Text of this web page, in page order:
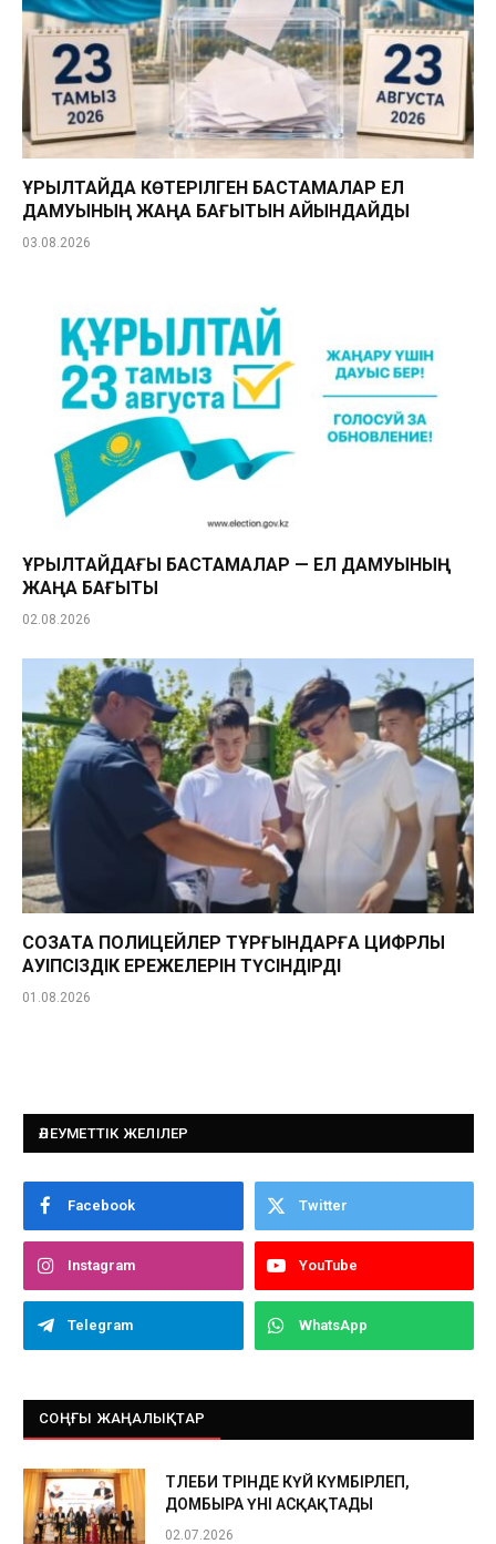
ҚҰРЫЛТАЙДА КӨТЕРІЛГЕН БАСТАМАЛАР ЕЛ
ДАМУЫНЫҢ ЖАҢА БАҒЫТЫН АЙҚЫНДАЙДЫ
03.08.2026
ҚҰРЫЛТАЙДАҒЫ БАСТАМАЛАР — ЕЛ ДАМУЫНЫҢ
ЖАҢА БАҒЫТЫ
02.08.2026
СОЗАҚТА ПОЛИЦЕЙЛЕР ТҰРҒЫНДАРҒА ЦИФРЛЫҚ
ҚАУІПСІЗДІК ЕРЕЖЕЛЕРІН ТҮСІНДІРДІ
01.08.2026
ӘЛЕУМЕТТІК ЖЕЛІЛЕР
Facebook Twitter
Instagram YouTube
Telegram WhatsApp
СОҢҒЫ ЖАҢАЛЫҚТАР
ТӨЛЕБИ ТӨРІНДЕ КҮЙ КҮМБІРЛЕП,
ДОМБЫРА ҮНІ АСҚАҚТАДЫ
02.07.2026